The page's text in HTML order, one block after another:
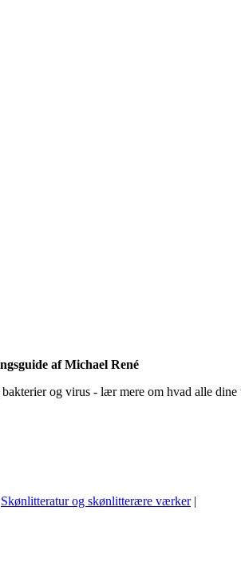
af Michael René
og virus - lær mere om hvad alle
Skønlitteratur og skønlitterære værker|